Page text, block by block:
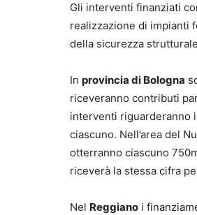
Gli interventi finanziati
realizzazione di impianti
della sicurezza
In provincia di Bologna
riceveranno contributi
interventi riguarderanno
ciascuno. Nell’area del
otterranno ciascuno
riceverà la stessa cifra
Nel Reggiano i